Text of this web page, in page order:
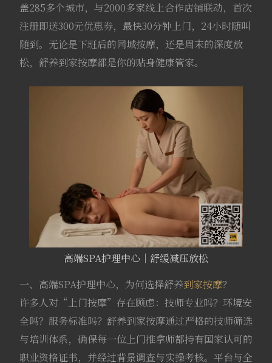
盖285多个城市，与2000多家线上合作店铺联动，首次
注册即送300元优惠券，最快30分钟上门，24小时随叫
随到。无论是下班后的同城按摩，还是周末的深度放
松，舒养到家按摩都是你的贴身健康管家。
高端SPA护理中心｜舒缓减压放松
一、高端SPA护理中心，为何选择舒养到家按摩？
许多人对“上门按摩”存在顾虑：技师专业吗？环境安
全吗？服务标准吗？舒养到家按摩通过严格的技师筛选
与培训体系，确保每一位上门推拿师都持有国家认可的
职业资格证书，并经过背景调查与实操考核。平台与全